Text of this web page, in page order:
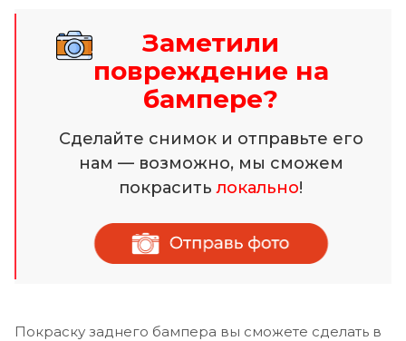
Заметили
повреждение на
бампере?
Сделайте снимок и отправьте его
нам — возможно, мы сможем
покраситьлокально!
Покраску заднего бампера вы сможете сделать в